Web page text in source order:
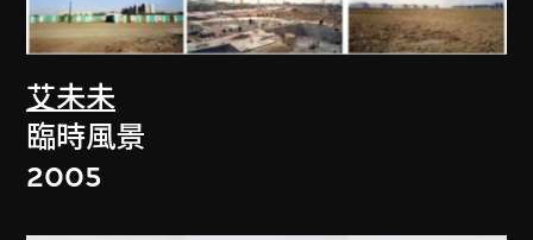
艾未未
臨時風景
2005